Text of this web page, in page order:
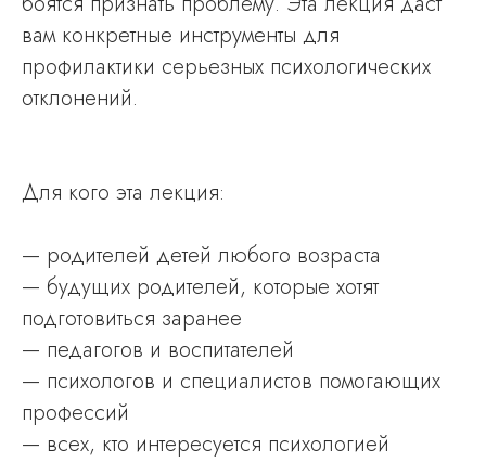
вам конкретные инструменты для
профилактики серьезных психологических
отклонений.
Для кого эта лекция:
— родителей детей любого возраста
— будущих родителей, которые хотят
подготовиться заранее
— педагогов и воспитателей
— психологов и специалистов помогающих
профессий
— всех, кто интересуется психологией